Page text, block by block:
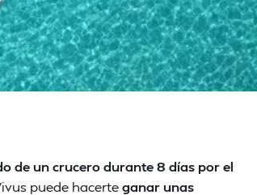
de un crucero durante 8 días por el
puede hacerteganar unas